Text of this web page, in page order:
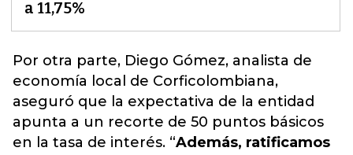
a 11,75%
Por otra parte, Diego Gómez, analista de
economía local de Corficolombiana,
aseguró que la expectativa de la entidad
apunta a un recorte de 50 puntos básicos
en la tasa de interés. “Además, ratificamos